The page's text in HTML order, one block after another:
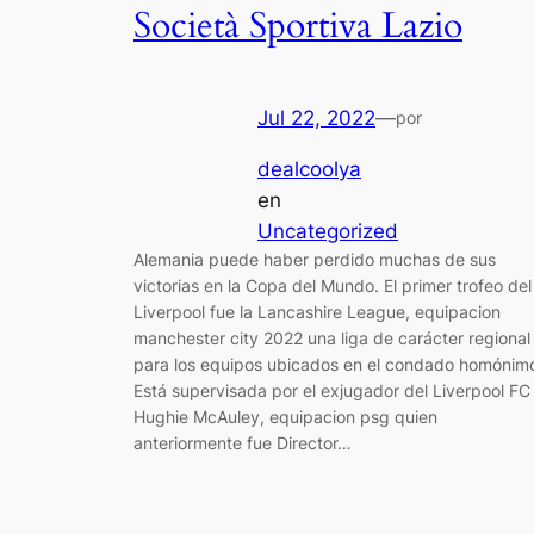
Società Sportiva Lazio
Jul 22, 2022—por
dealcoolya
en
Uncategorized
Alemania puede haber perdido muchas de sus
victorias en la Copa del Mundo. El primer trofeo del
Liverpool fue la Lancashire League, equipacion
manchester city 2022 una liga de carácter regional
para los equipos ubicados en el condado
Está supervisada por el exjugador del Liverpool FC
Hughie McAuley, equipacion psg quien
anteriormente fue Director…